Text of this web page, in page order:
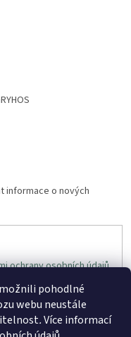
pohodlné
webu neustále
.Více informací
informace o nových
ochrany osobních údajů